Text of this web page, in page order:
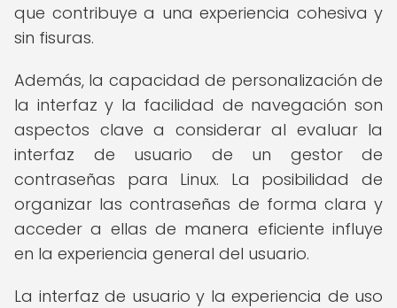
que contribuye a una experiencia cohesiva y
sin fisuras.
Además, la capacidad de personalización de
la interfaz y la facilidad de navegación son
aspectos clave a considerar al evaluar la
interfaz de usuario de un gestor de
contraseñas para Linux. La posibilidad de
organizar las contraseñas de forma clara y
acceder a ellas de manera eficiente influye
en la experiencia general del usuario.
La interfaz de usuario y la experiencia de uso